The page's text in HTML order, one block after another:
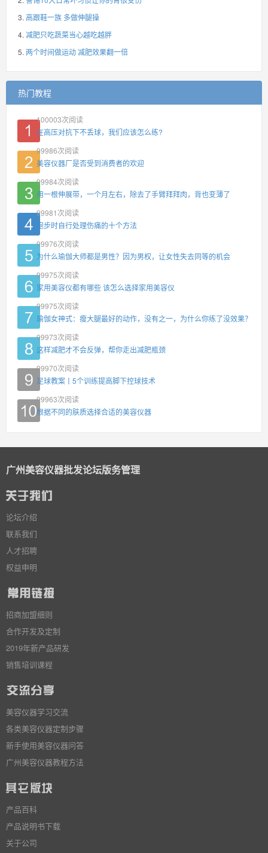
高跟鞋一族 多做伸腿操
减肥只吃蔬菜当心越吃越胖
两个时间做运动 减肥效果翻一倍
热门教程
100003次阅读
在高压对抗下不丢球，我们应该怎么练?
99986次阅读
美容仪器厂是否受到消费者的欢迎
99984次阅读
用一根伸展带，一个月左右，除去了手臂拜拜肉，背也变薄了
99981 次阅读
跑步时自行处理伤痛的十个方法
99976次阅读
为什么瑜伽大师都是男性？因为男权，让女性失去同等的机会
99975次阅读
家用美容仪都有哪些 该怎么选择家用美容仪
99975次阅读
瑜伽女神式：瘦大腿最好的动作，没有之一，为什么你练了没效果？
99973次阅读
这样减肥才不会反弹，帮你走出减肥瓶颈
99970次阅读
足球教案丨5个训练提高脚下控球技术
99963次阅读
根据不同的肤质选择合适的美容仪器
广州美容仪器批发论坛版务管理
论坛介绍
联系我们
人才招聘
权益申明
招商加盟细则
合作开发及定制
2019年新产品研发
销售培训课程
美容仪器学习交流
各类美容仪器定制步骤
新手使用美容仪器问答
广州美容仪器教程方法
产品百科
产品说明书下载
关于公司